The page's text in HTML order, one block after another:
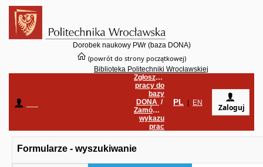
Dorobek naukowy PWr (baza DONA)
(powrót do strony początkowej)
Biblioteka Politechniki Wrocławskiej
Zgłoszenie
pracy do
bazy
DONA /
Zamówienie
wykazu
prac
PL EN Zaloguj
Formularze - wyszukiwanie